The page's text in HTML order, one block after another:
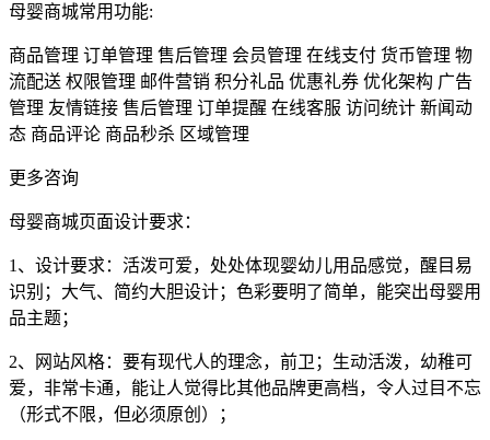
母婴商城常用功能:
商品管理 订单管理 售后管理 会员管理 在线支付 货币管理 物
流配送 权限管理 邮件营销 积分礼品 优惠礼券 优化架构 广告
管理 友情链接 售后管理 订单提醒 在线客服 访问统计 新闻动
态 商品评论 商品秒杀 区域管理
更多咨询
母婴商城页面设计要求：
1、设计要求：活泼可爱，处处体现婴幼儿用品感觉，醒目易
识别；大气、简约大胆设计；色彩要明了简单，能突出母婴用
品主题；
2、网站风格：要有现代人的理念，前卫；生动活泼，幼稚可
爱，非常卡通，能让人觉得比其他品牌更高档，令人过目不忘
（形式不限，但必须原创）；